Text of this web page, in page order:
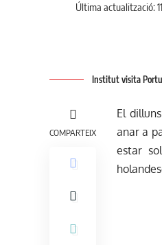
Última actualització:
Institut visita
COMPARTEIX
El
anar a
estar